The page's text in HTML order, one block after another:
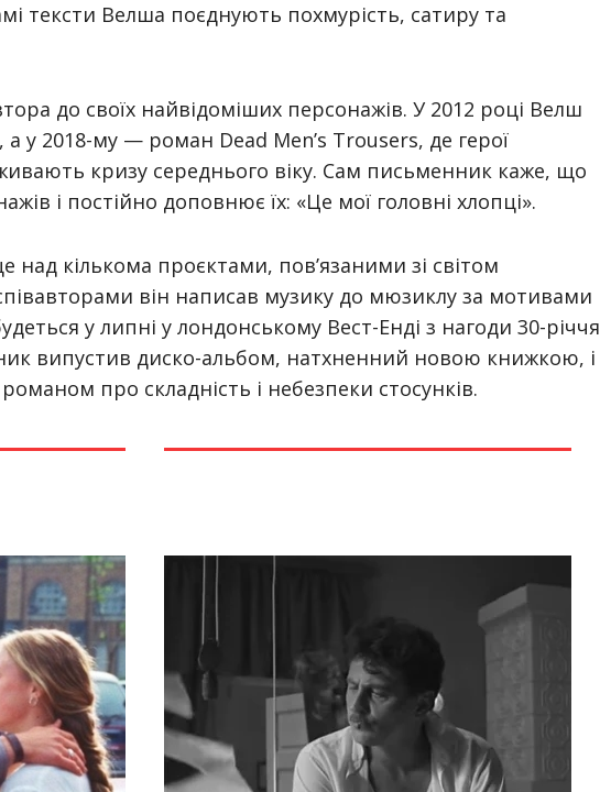
тексти Велша поєднують похмурість, сатиру та
до своїх найвідоміших персонажів. У 2012 році Велш
, а у 2018-му — роман Dead Men’s Trousers, де герої
кризу середнього віку. Сам письменник каже, що
і постійно доповнює їх: «Це мої головні хлопці».
кількома проєктами, пов’язаними зі світом
він написав музику до мюзиклу за мотивами
у липні у лондонському Вест-Енді з нагоди 30-річчя
випустив диско-альбом, натхненний новою книжкою, і
про складність і небезпеки стосунків.